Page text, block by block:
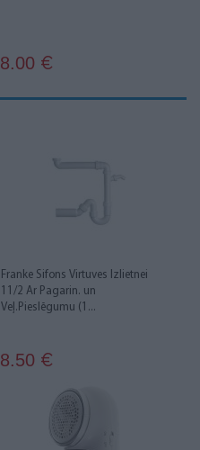
8.00 €
Franke Sifons Virtuves Izlietnei
11/2 Ar Pagarin. un
Veļ.Pieslēgumu (1...
8.50 €